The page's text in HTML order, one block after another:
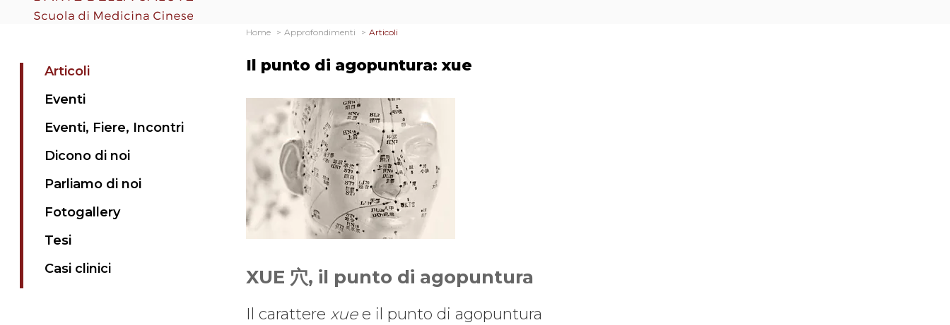
Articoli
Eventi
Eventi, Fiere, Incontri
Dicono di noi
Parliamo di noi
Fotogallery
Tesi
Casi clinici
Home Approfondimenti Articoli
Il punto di agopuntura: xue
XUE 穴, il punto di agopuntura
Il carattere xuee il punto di agopuntura